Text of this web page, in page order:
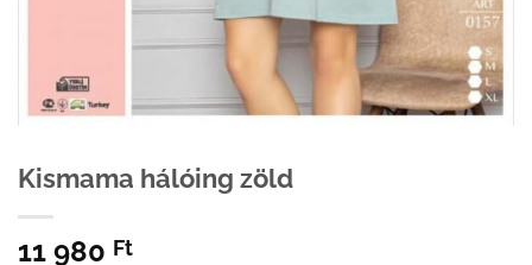
Kismama hálóing zöld
11 980 Ft